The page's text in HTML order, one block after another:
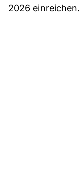
2026 einreichen.